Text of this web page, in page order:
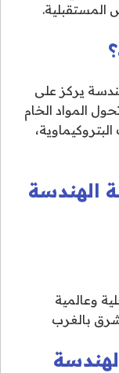
المستقبلية.
يركز على
المواد الخام
الهندسة
وعالمية
بالغرب